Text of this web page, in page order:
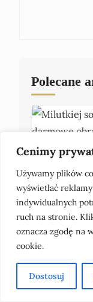
Cenimy
Używamy plików
wyświetlać
indywidualnych
ruch na stronie.
oznacza zgodę na
cookie.
Dostosuj
Polecane
Milutkiej
obrazki,